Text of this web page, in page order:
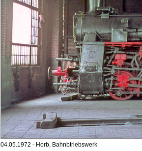
04.05.1972 - Horb, Bahnbtriebswerk